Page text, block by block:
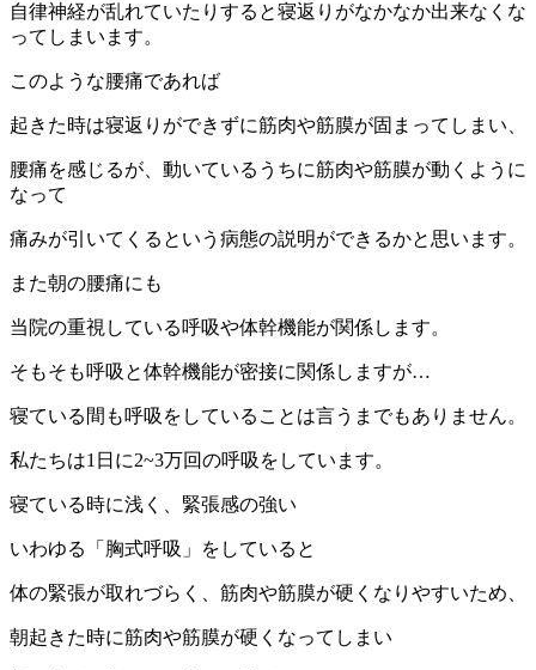
自律神経が乱れていたりすると寝返りがなかなか出来なくな
ってしまいます。
このような腰痛であれば
起きた時は寝返りができずに筋肉や筋膜が固まってしまい、
腰痛を感じるが、動いているうちに筋肉や筋膜が動くように
なって
痛みが引いてくるという病態の説明ができるかと思います。
また朝の腰痛にも
当院の重視している呼吸や体幹機能が関係します。
そもそも呼吸と体幹機能が密接に関係しますが…
寝ている間も呼吸をしていることは言うまでもありません。
私たちは1日に2~3万回の呼吸をしています。
寝ている時に浅く、緊張感の強い
いわゆる「胸式呼吸」をしていると
体の緊張が取れづらく、筋肉や筋膜が硬くなりやすいため、
朝起きた時に筋肉や筋膜が硬くなってしまい